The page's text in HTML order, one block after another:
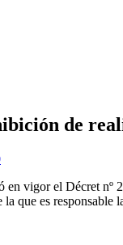
de
en vigor el Décret nº
que es responsable